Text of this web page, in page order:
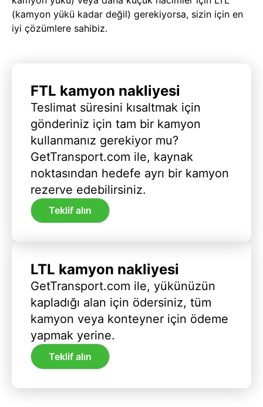
(kamyon yükü kadar değil) gerekiyorsa, sizin için en
iyi çözümlere sahibiz.
FTL kamyon nakliyesi
Teslimat süresini kısaltmak için
gönderiniz için tam bir kamyon
kullanmanız gerekiyor mu?
GetTransport.com ile, kaynak
noktasından hedefe ayrı bir kamyon
rezerve edebilirsiniz.
Teklif alın
LTL kamyon nakliyesi
GetTransport.com ile, yükünüzün
kapladığı alan için ödersiniz, tüm
kamyon veya konteyner için ödeme
yapmak yerine.
Teklif alın